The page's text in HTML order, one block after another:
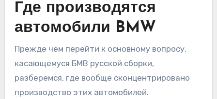
Где производятся
автомобили BMW
Прежде чем перейти к основному вопросу,
касающемуся БМВ русской сборки,
разберемся, где вообще сконцентрировано
производство этих автомобилей.